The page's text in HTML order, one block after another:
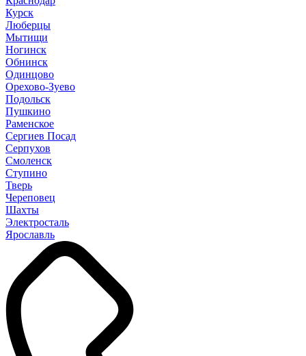
Курск
Люберцы
Мытищи
Ногинск
Обнинск
Одинцово
Орехово-Зуево
Подольск
Пушкино
Раменское
Сергиев Посад
Серпухов
Смоленск
Ступино
Тверь
Череповец
Шахты
Электросталь
Ярославль